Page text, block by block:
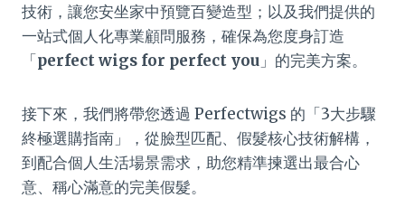
技術，讓您安坐家中預覽百變造型；以及我們提供的
一站式個人化專業顧問服務，確保為您度身訂造
「perfect wigs for perfect you 」的完美方案。
接下來，我們將帶您透過 Perfectwigs 的「3大步驟
終極選購指南」，從臉型匹配、假髮核心技術解構，
到配合個人生活場景需求，助您精準揀選出最合心
意、稱心滿意的完美假髮。